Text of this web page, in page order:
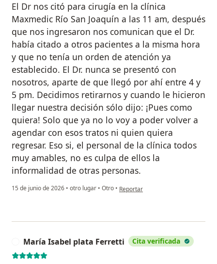
El Dr nos citó para cirugía en la clínica
Maxmedic Río San Joaquín a las 11 am, después
que nos ingresaron nos comunican que el Dr.
había citado a otros pacientes a la misma hora
y que no tenía un orden de atención ya
establecido. El Dr. nunca se presentó con
nosotros, aparte de que llegó por ahí entre 4 y
5 pm. Decidimos retirarnos y cuando le hicieron
llegar nuestra decisión sólo dijo: ¡Pues como
quiera! Solo que ya no lo voy a poder volver a
agendar con esos tratos ni quien quiera
regresar. Eso si, el personal de la clínica todos
muy amables, no es culpa de ellos la
informalidad de otras personas.
15 de junio de 2026 • otro lugar • Otro • en opinión del usuario Andrea
Reportar
María Isabel plata Ferretti Cita verificada